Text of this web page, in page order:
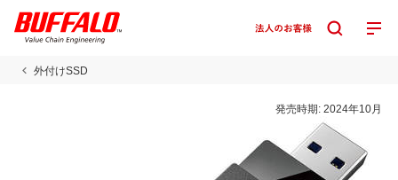
外付けSSD
発売時期:2024年10月